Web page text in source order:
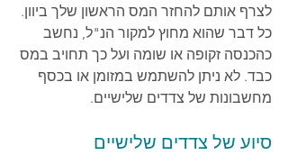
לצרף אותם להחזר המס הראשון שלך ביוון.
כל דבר שהוא מחוץ למקור הנ"ל, נחשב
כהכנסה זקופה או שומה ועל כך תחויב במס
כבד. לא ניתן להשתמש במזומן או בכסף
מחשבונות של צדדים שלישיים.
סיוע של צדדים שלישיים